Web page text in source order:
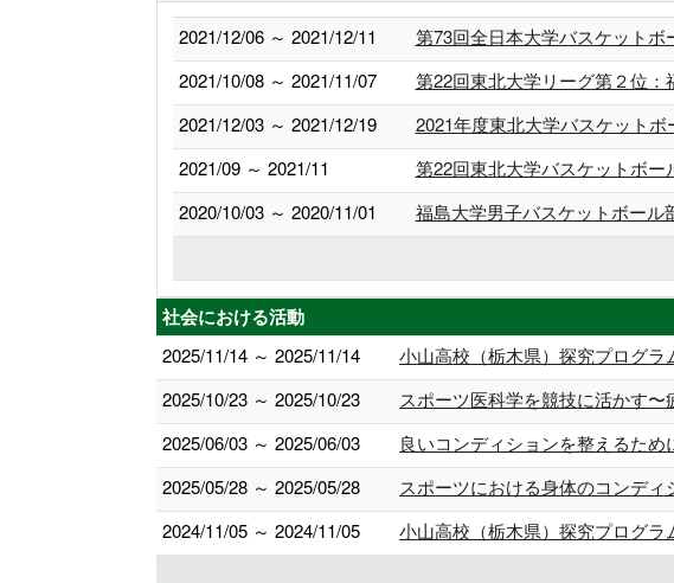
2021/12/06 ～ 2021/12/11
第73回全日本大学バスケット
2021/10/08 ～ 2021/11/07
第22回東北大学リーグ第２位
2021/12/03 ～ 2021/12/19
2021年度東北大学バスケット
2021/09 ～ 2021/11
第22回東北大学バスケットボ
2020/10/03 ～ 2020/11/01
福島大学男子バスケットボール
社会における活動
2025/11/14 ～ 2025/11/14
小山高校（栃木県）探究プログラ
2025/10/23 ～ 2025/10/23
スポーツ医科学を競技に活かす
2025/06/03 ～ 2025/06/03
良いコンディションを整えるため
2025/05/28 ～ 2025/05/28
スポーツにおける身体のコンディ
2024/11/05 ～ 2024/11/05
小山高校（栃木県）探究プログラ